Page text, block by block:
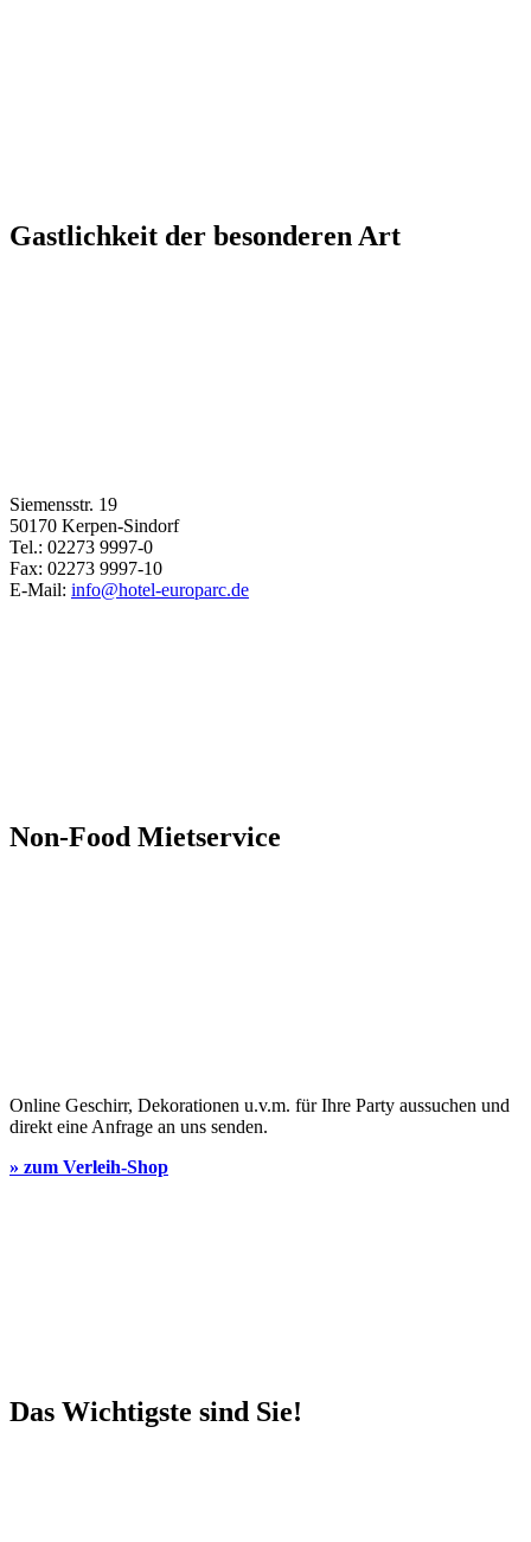
Gastlichkeit der besonderen Art
Siemensstr. 19
50170 Kerpen-Sindorf
Tel.: 02273 9997-0
Fax: 02273 9997-10
E-Mail: info@hotel-europarc.de
Non-Food Mietservice
Online Geschirr, Dekorationen u.v.m. für Ihre Party aussuchen und
direkt eine Anfrage an uns senden.
» zum Verleih-Shop
Das Wichtigste sind Sie!